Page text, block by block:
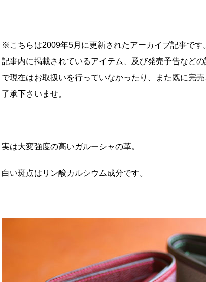
※こちらは2009年5月に更新されたアーカイブ記事です
記事内に掲載されているアイテム、及び発売予告など
で現在はお取扱いを行っていなかったり、また既に完
了承下さいませ。
実は大変強度の高いガルーシャの革。
白い斑点はリン酸カルシウム成分です。